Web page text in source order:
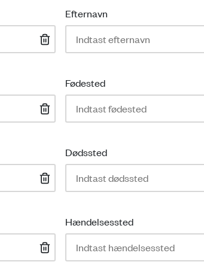
Efternavn
Fødested
Dødssted
Hændelsessted